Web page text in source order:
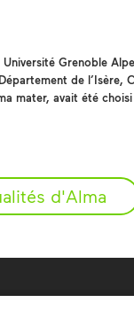
Grenoble
de l’Isère,
mater, avait été
d'Alma